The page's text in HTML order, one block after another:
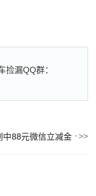
捡漏QQ群：
中88元微信立减金